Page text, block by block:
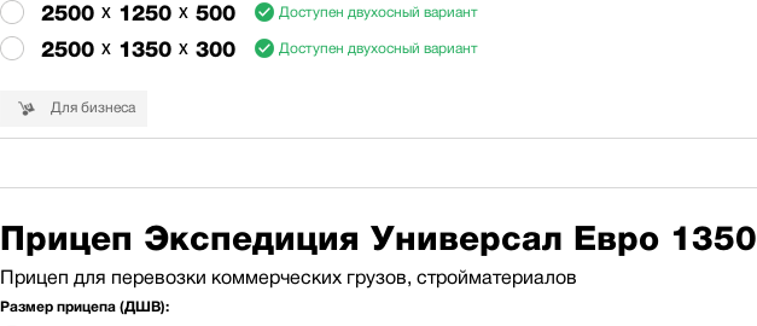
2500 x 1250 x 500 Доступен двухосный вариант
2500 x 1350 x 300 Доступен двухосный вариант
Для бизнеса
Прицеп Экспедиция Универсал Евро 1350
Прицеп для перевозки коммерческих грузов, стройматериалов
Размер прицепа (ДШВ):